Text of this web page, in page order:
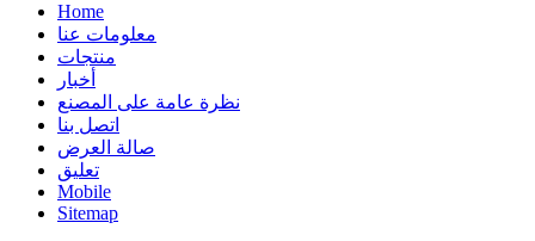
Home
معلومات عنا
منتجات
أخبار
نظرة عامة على المصنع
اتصل بنا
صالة العرض
تعليق
Mobile
Sitemap